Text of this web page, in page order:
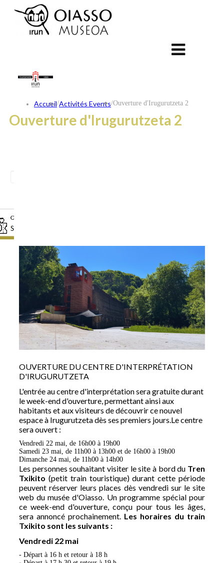
Accueil/Activités Events/Ouverture d'Irugurutzeta 2
Ouverture d'Irugurutzeta 2
OUVERTURE DU CENTRE D'INTERPRÉTATION
D'IRUGURUTZETA
L'entrée au centre d'interprétation sera gratuite durant
le week-end d'ouverture, permettant ainsi aux
habitants et aux visiteurs de découvrir ce nouvel
espace à Irugurutzeta dès ses premiers jours.Le centre
sera ouvert :
Vendredi 22 mai, de 16h00 à 19h00
Samedi 23 mai, de 11h00 à 13h00 et de 16h00 à 19h00
Dimanche 24 mai, de 11h00 à 14h00
Les personnes souhaitant visiter le site à bord du Tren
Txikito (petit train touristique) durant cette période
peuvent réserver leurs places dès vendredi sur le site
web du musée d'Oiasso. Un programme spécial pour
ce week-end d'ouverture, conçu pour tous les âges,
sera annoncé prochainement. Les horaires du train
Txikito sont les suivants :
Vendredi 22 mai
- Départ à 16 h et retour à 18 h